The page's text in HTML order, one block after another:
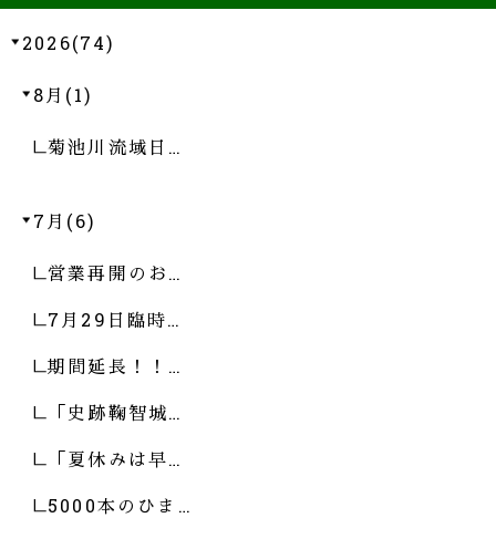
2026(74)
8月(1)
菊池川流域日…
7月(6)
営業再開のお…
7月29日臨時…
期間延長！！…
「史跡鞠智城…
「夏休みは早…
5000本のひま…